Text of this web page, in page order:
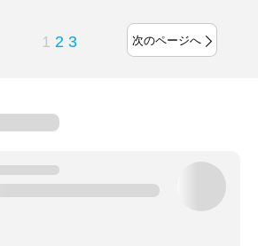
1 2 3 次のページへ